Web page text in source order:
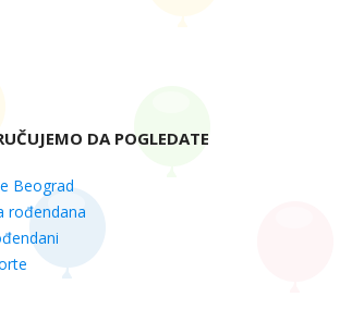
DA POGLEDATE
Beograd
rođendana